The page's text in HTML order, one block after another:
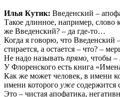
Илья Кутик: Введенский –
Такое длинное, например, слово
же Введенский? – да где-то…
Когда я говорю, что Введенский
стирается, a остается – что? –
Не надо называть прямо, чтобы –
У Флоренского есть книга
Как же может человек, в имени
имени которого уже содержится
Это – чистая апофатика,